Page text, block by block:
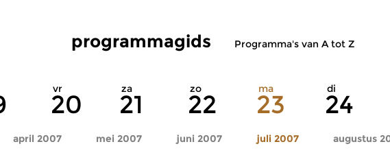
programmagids Programma's van A tot Z
vr
20
za
21
zo
22
ma
23
di
24
april 2007 mei 2007 juni 2007 juli 2007 augustus